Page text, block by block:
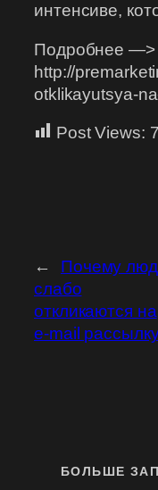
интенсиве,
Подробнее —>
http://
otklikayutsya-
Post Views:
←
Почему
слабо
откликаются на
e-mail
БОЛЬШЕ